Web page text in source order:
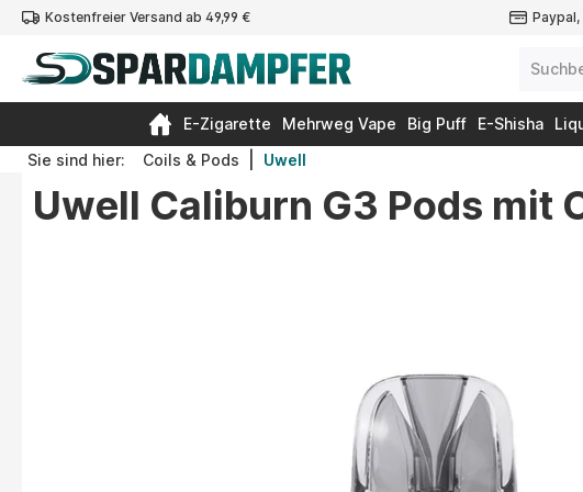
Zur Hauptnavigation springen
Kostenfreier Versand ab 49,99 €
E-Zigarette Mehrweg Vape Big Puff E-Shisha
Sie sind hier:
Coils & Pods Uwell
Uwell Caliburn G3 Pods mit